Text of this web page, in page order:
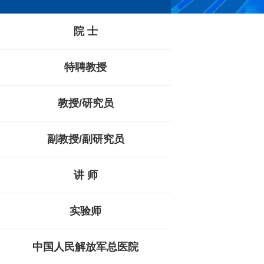
院 士
特聘教授
教授/研究员
副教授/副研究员
讲 师
实验师
中国人民解放军总医院